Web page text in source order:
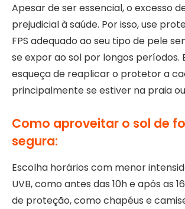
Apesar de ser essencial, o excesso
prejudicial à saúde. Por isso, use
FPS adequado ao seu tipo de pele
se expor ao sol por longos períodos.
esqueça de reaplicar o protetor a
principalmente se estiver na praia
Como aproveitar o sol de
segura:
Escolha horários com menor
UVB, como antes das 10h e após as
de proteção, como chapéus e